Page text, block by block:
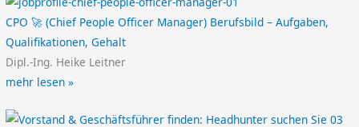
CPO 🚀 (Chief People Officer Manager) Berufsbild – Aufgaben,
Qualifikationen, Gehalt
Dipl.-Ing. Heike Leitner
mehr lesen »